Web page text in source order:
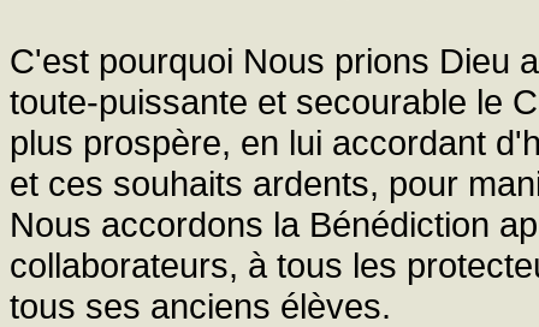
C'est pourquoi Nous prions Dieu
toute-puissante et secourable le
plus prospère, en lui accordant
et ces souhaits ardents, pour
Nous accordons la Bénédiction
collaborateurs, à tous les
tous ses anciens élèves.